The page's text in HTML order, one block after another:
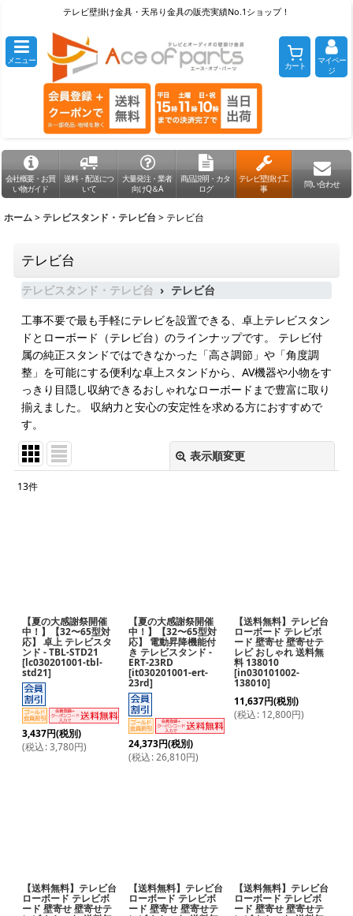
テレビ壁掛け金具・天吊り金具の販売実績No.1ショップ！
メニュー カート
マイペー
ジ
会社概要・お買
い物ガイド
送料・配送につ
いて
大量発注・業者
向けQ＆A
商品説明・カタ
ログ
テレビ壁掛け工
事
問い合わせ
ホーム >テレビスタンド・テレビ台 >テレビ台
テレビ台
テレビスタンド・テレビ台
テレビ台
工事不要で最も手軽にテレビを設置できる、卓上テレビスタン
ドとローボード（テレビ台）のラインナップです。 テレビ付
属の純正スタンドではできなかった「高さ調節」や「角度調
整」を可能にする便利な卓上スタンドから、AV機器や小物をす
っきり目隠し収納できるおしゃれなローボードまで豊富に取り
揃えました。 収納力と安心の安定性を求める方におすすめで
す。
表示順変更
13件
【夏の大感謝祭開催
中！】【32〜65型対
応】 卓上 テレビスタ
ンド - TBL-STD21
[lc030201001-tbl-
std21]
3,437円(税別)
(税込:3,780円)
【夏の大感謝祭開催
中！】【32〜65型対
応】 電動昇降機能付
き テレビスタンド -
ERT-23RD
[it030201001-ert-
23rd]
24,373円(税別)
(税込: 26,810円)
【送料無料】テレビ台
ローボード テレビボ
ード 壁寄せ 壁寄せテ
レビ おしゃれ 送料無
料 138010
[in030101002-
138010]
11,637円(税別)
(税込: 12,800円)
【送料無料】テレビ台
ローボード テレビボ
ード 壁寄せ 壁寄せテ
【送料無料】テレビ台
ローボード テレビボ
ード 壁寄せ 壁寄せテ
【送料無料】テレビ台
ローボード テレビボ
ード 壁寄せ 壁寄せテ